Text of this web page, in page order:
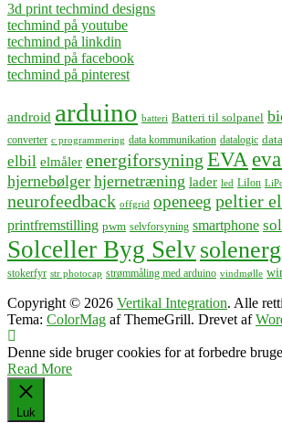
3d print techmind designs
techmind på youtube
techmind på linkdin
techmind på facebook
techmind på pinterest
android arduino batteri Batteri til solpanel
converter c programmering data kommunikation datalogic
elbil elmåler energiforsyning EVA
hjernebølger hjernetræning lader led LiIon
neurofeedback offgrid openeeg peltier
printfremstilling pwm selvforsyning smartphone
Solceller Byg Selv
stokerfyr str photocap strømmåling med arduino vindmølle
Copyright © 2026 Vertikal Integration. Alle
Tema: ColorMag af ThemeGrill. Drevet af
Denne side bruger cookies for at forbedre
Read More
Luk